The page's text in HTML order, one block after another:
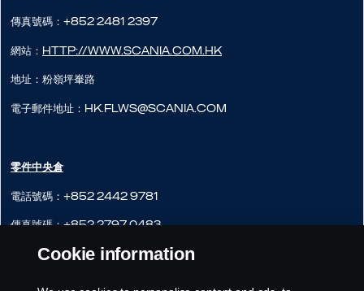
傳真號碼：+852 2481 2397
網站： http://www.scania.com.hk
地址：粉嶺坪輋路
電子郵件地址：hk.flws@scania.com
零件中央倉
電話號碼：+852 2442 9781
傳真號碼：+852 2797 0483
網站：http://www.scania.com.hk
Cookie information